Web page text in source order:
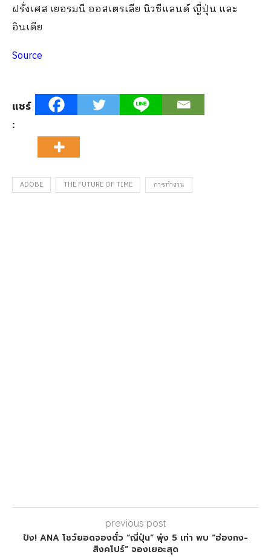
ฝรั่งเศส เยอรมนี ออสเตรเลีย นิวซีแลนด์ ญี่ปุ่น และ
อินเดีย
Source
แชร์
:
ADOBE THE FUTURE OF TIME การทำงาน
previous post
ปัง! ANA โชว์ยอดจองตั๋ว “ญี่ปุ่น” พุ่ง 5 เท่า พบ “ฮ่องกง-
สิงคโปร์” จองเยอะสุด